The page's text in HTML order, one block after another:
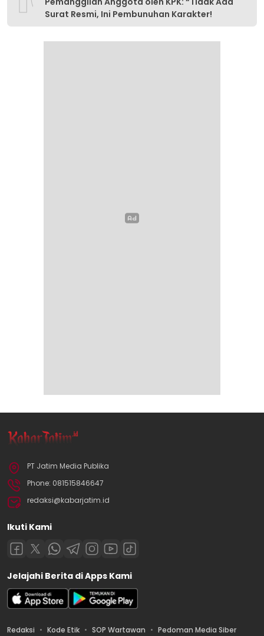
Surat Resmi, Ini Pembunuhan Karakter!
PT Jatim Media Publika
Phone: 081515846647
redaksi@kabarjatim.id
Ikuti Kami
Jelajahi Berita di Apps Kami
Redaksi Kode Etik SOP Wartawan Pedoman Media Siber